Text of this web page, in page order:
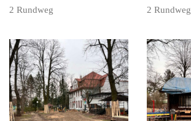
2 Rundweg 2 Rundweg